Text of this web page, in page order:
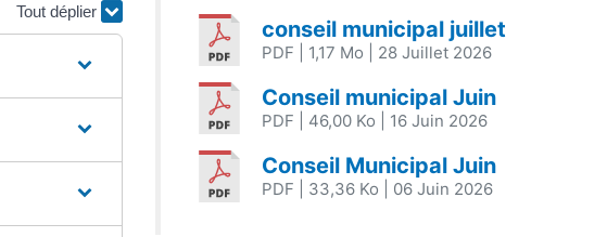
Tout déplier
conseil municipal juillet
PDF | 1,17 Mo | 28 Juillet 2026
Conseil municipal Juin
PDF | 46,00 Ko | 16 Juin 2026
Conseil Municipal Juin
PDF | 33,36 Ko | 06 Juin 2026